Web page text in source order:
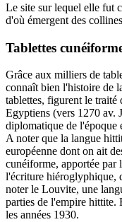
Le site sur lequel elle fut
d'où émergent des
Tablettes
Grâce aux milliers de
connaît bien l'histoire de
tablettes, figurent le traité
Egyptiens (vers 1270 av.
diplomatique de l'époque
A noter que la langue
européenne dont on ait
cunéiforme, apportée par
l'écriture hiéroglyphique,
noter le Louvite, une
parties de l'empire hittite.
les années 1930.